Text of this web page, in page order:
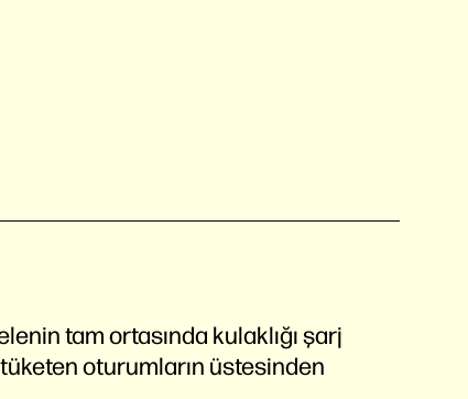
tam ortasında kulaklığı şarj
oturumların üstesinden